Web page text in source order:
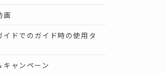
画
イドでのガイド時の使用タ
キャンペーン